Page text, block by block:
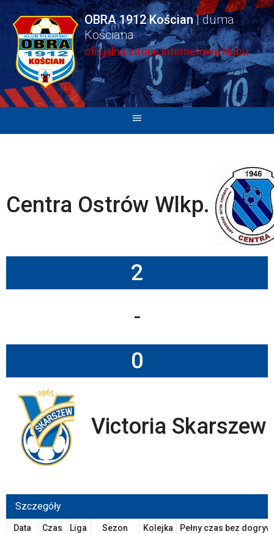
Skip
to
content
OBRA 1912 Kościan
oficjalna strona internetowa klubu
Centra Ostrów Wlkp.
2
-
0
Victoria Skarszew
Szczegóły
Data Czas Liga Sezon Kolejka
Pełny czas bez